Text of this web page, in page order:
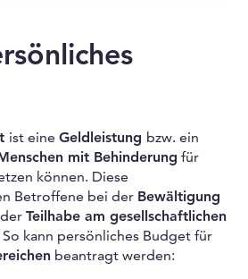
ist eine Geldleistung bzw. ein
mit Behinderung für
können. Diese
Betroffene bei der Bewältigung
Teilhabe am gesellschaftlichen
kann persönliches Budget für
beantragt werden: